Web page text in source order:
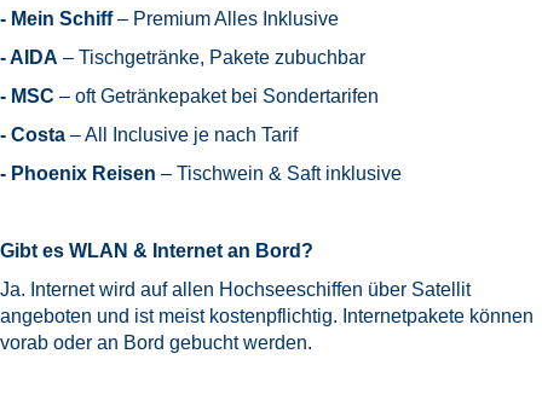
- Mein Schiff– Premium Alles Inklusive
- AIDA – Tischgetränke, Pakete zubuchbar
- MSC – oft Getränkepaket bei Sondertarifen
- Costa – All Inclusive je nach Tarif
- Phoenix Reisen – Tischwein & Saft inklusive
Gibt es WLAN & Internet an Bord?
Ja. Internet wird auf allen Hochseeschiffen über Satellit
angeboten und ist meist kostenpflichtig. Internetpakete können
vorab oder an Bord gebucht werden.